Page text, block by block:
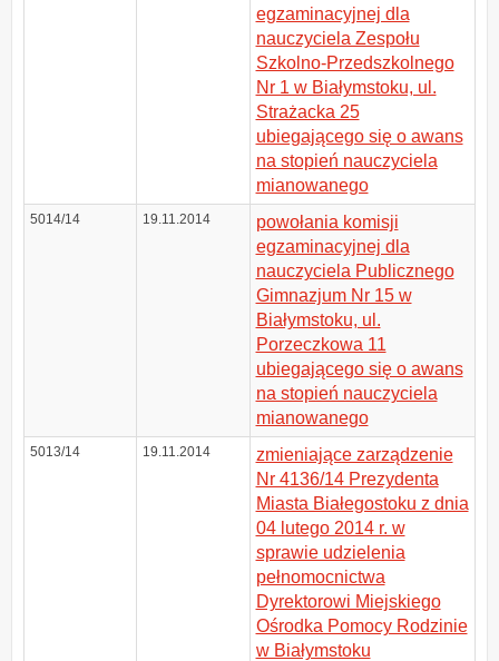
egzaminacyjnej dla
nauczyciela Zespołu
Szkolno-Przedszkolnego
Nr 1 w Białymstoku, ul.
Strażacka 25
ubiegającego się o awans
na stopień nauczyciela
mianowanego
5014/14 19.11.2014
powołania komisji
egzaminacyjnej dla
nauczyciela Publicznego
Gimnazjum Nr 15 w
Białymstoku, ul.
Porzeczkowa 11
ubiegającego się o awans
na stopień nauczyciela
mianowanego
5013/14 19.11.2014
zmieniające zarządzenie
Nr 4136/14 Prezydenta
Miasta Białegostoku z dnia
04 lutego 2014 r. w
sprawie udzielenia
pełnomocnictwa
Dyrektorowi Miejskiego
Ośrodka Pomocy Rodzinie
w Białymstoku